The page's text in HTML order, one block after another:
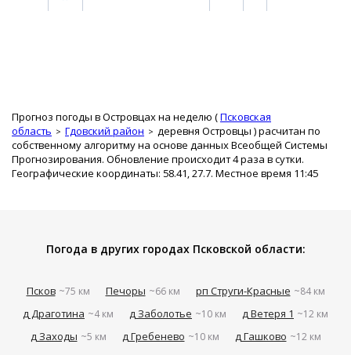
Прогноз погоды в Островцах на неделю (Псковская
область
Гдовский район деревня Островцы ) расчитан по
собственному алгоритму на основе данных Всеобщей Системы
Прогнозирования. Обновление происходит 4 раза в сутки.
Географические координаты: 58.41, 27.7. Местное время 11:45
Погода в других городах Псковской области:
Псков ~75 км Печоры ~66 км рп Струги-Красные ~84 км
д Драготина ~4 км д Заболотье ~10 км д Ветеря 1 ~12 км
д Заходы ~5 км д Гребенево ~10 км д Гашково ~12 км